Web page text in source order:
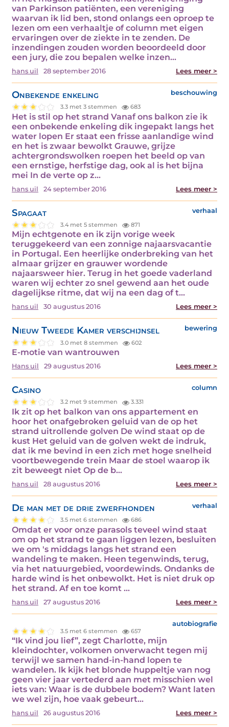
van Parkinson patiënten, een vereniging
waarvan ik lid ben, stond onlangs een oproep te
lezen om een verhaaltje of column met eigen
ervaringen over de ziekte in te zenden. De
inzendingen zouden worden beoordeeld door
een jury, die zou bepalen welke inzen...
hans uil 28 september 2016 Lees meer >
Onbekende enkeling beschouwing
3.3 met 3 stemmen 683
Het is stil op het strand Vanaf ons balkon zie ik
een onbekende enkeling dik ingepakt langs het
water lopen Er staat een frisse aanlandige wind
en het is zwaar bewolkt Grauwe, grijze
achtergrondswolken roepen het beeld op van
een ernstige, herfstige dag, ook al is het bijna
mei In de verte op z...
hans uil 24 september 2016 Lees meer >
Spagaat verhaal
3.4 met 5 stemmen 871
Mijn echtgenote en ik zijn vorige week
teruggekeerd van een zonnige najaarsvacantie
in Portugal. Een heerlijke onderbreking van het
almaar grijzer en grauwer wordende
najaarsweer hier. Terug in het goede vaderland
waren wij echter zo snel gewend aan het oude
dagelijkse ritme, dat wij na een dag of t...
hans uil 30 augustus 2016 Lees meer >
Nieuw Tweede Kamer verschijnsel bewering
3.0 met 8 stemmen 602
E-motie van wantrouwen
Hans uil 29 augustus 2016 Lees meer >
Casino column
3.2 met 9 stemmen 3.331
Ik zit op het balkon van ons appartement en
hoor het onafgebroken geluid van de op het
strand uitrollende golven De wind staat op de
kust Het geluid van de golven wekt de indruk,
dat ik me bevind in een zich met hoge snelheid
voortbewegende trein Maar de stoel waarop ik
zit beweegt niet Op de b...
hans uil 28 augustus 2016 Lees meer >
De man met de drie zwerfhonden verhaal
3.5 met 6 stemmen 686
Omdat er voor onze parasols teveel wind staat
om op het strand te gaan liggen lezen, besluiten
we om 's middags langs het strand een
wandeling te maken. Heen tegenwinds, terug,
via het natuurgebied, voordewinds. Ondanks de
harde wind is het onbewolkt. Het is niet druk op
het strand. Af en toe komt ...
hans uil 27 augustus 2016 Lees meer >
autobiografie
3.5 met 6 stemmen 657
“Ik vind jou lief”, zegt Charlotte, mijn
kleindochter, volkomen onverwacht tegen mij
terwijl we samen hand-in-hand lopen te
wandelen. Ik kijk het blonde huppeltje van nog
geen vier jaar vertederd aan met misschien wel
iets van: Waar is de dubbele bodem? Want laten
we wel zijn, hoe vaak gebeurt...
hans uil 26 augustus 2016 Lees meer >